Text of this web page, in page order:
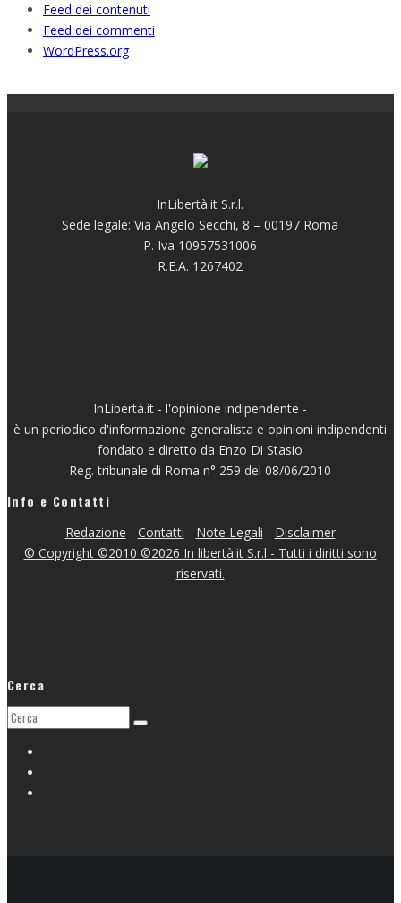
Feed dei contenuti
Feed dei commenti
WordPress.org
InLibertà.it S.r.l.
Sede legale: Via Angelo Secchi, 8 – 00197 Roma
P. Iva 10957531006
R.E.A. 1267402
InLibertà.it - l'opinione indipendente -
è un periodico d'informazione generalista e opinioni indipendenti
fondato e diretto da Enzo Di Stasio
Reg. tribunale di Roma n° 259 del 08/06/2010
Info e Contatti
Redazione - Contatti - Note Legali - Disclaimer
© Copyright ©2010 ©2026 In libertà.it S.r.l - Tutti i diritti sono
riservati.
Cerca